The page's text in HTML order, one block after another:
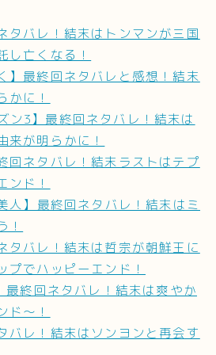
タバレ！結末はトンマンが三国
し亡くなる！
】最終回ネタバレと感想！結末
かに！
ン3】最終回ネタバレ！結末は
来が明らかに！
回ネタバレ！結末ラストはテプ
ンド！
人】最終回ネタバレ！結末はミ
！
タバレ！結末は哲宗が朝鮮王に
プでハッピーエンド！
最終回ネタバレ！結末は爽やか
ド〜！
バレ！結末はソンヨンと再会す